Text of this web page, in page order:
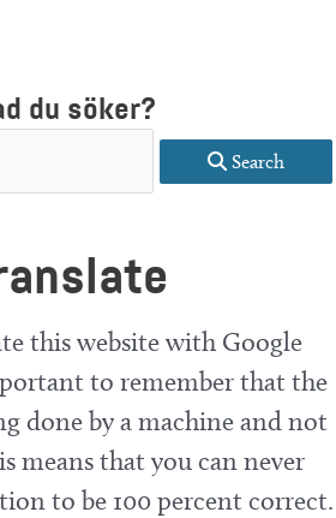
du söker?
Search
this website with Google
to remember that the
done by a machine and not
means that you can never
to be 100 percent correct.